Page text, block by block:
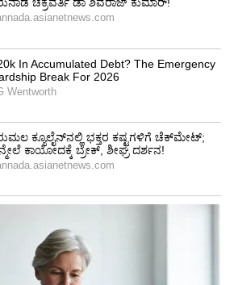
ಕಿಟ್ಟಿಗೆ ಪತ್ನಿ ಭಾವನಾ ಬೆಳಗೆರೆ
ಶುಭ ಕೋರಿದ್ದು ಇದೀಗ